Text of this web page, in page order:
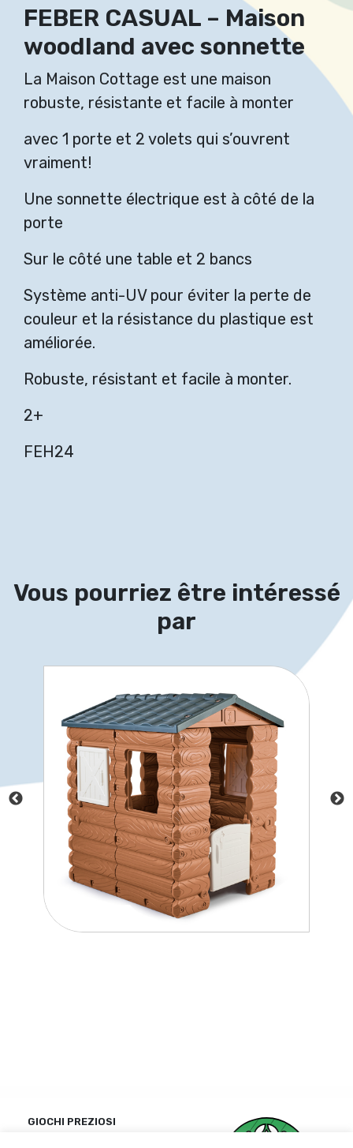
FEBER CASUAL – Maison
woodland avec sonnette
La Maison Cottage est une maison
robuste, résistante et facile à monter
avec 1 porte et 2 volets qui s’ouvrent
vraiment!
Une sonnette électrique est à côté de la
porte
Sur le côté une table et 2 bancs
Système anti-UV pour éviter la perte de
couleur et la résistance du plastique est
améliorée.
Robuste, résistant et facile à monter.
2+
FEH24
Vous pourriez être intéressé
par
GIOCHI PREZIOSI